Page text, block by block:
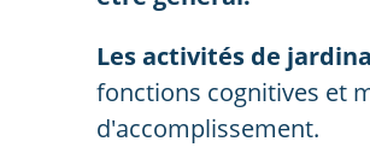
Les activités de
fonctions cognitives et
d'accomplissement.